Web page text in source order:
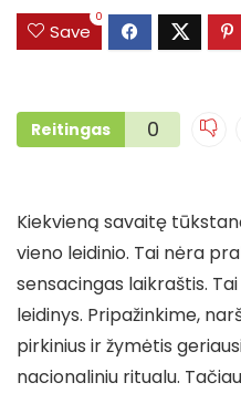
Save
0
Reitingas 0
Kiekvieną savaitę
vieno leidinio. Tai nėra
sensacingas laikraštis.
leidinys. Pripažinkime,
pirkinius ir žymėtis
nacionaliniu ritualu.